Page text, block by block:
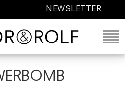
NEWSLETTER